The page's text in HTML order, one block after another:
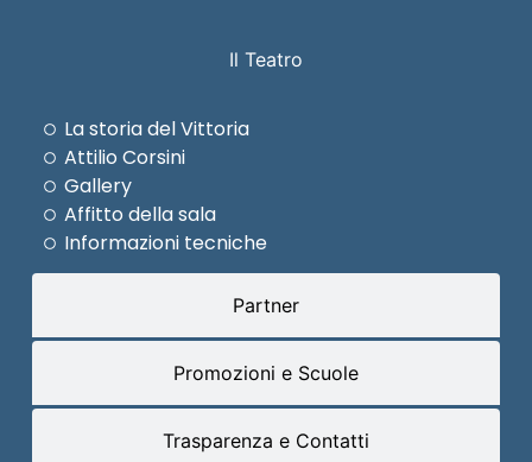
Il Teatro
Partner
Promozioni e Scuole
Trasparenza e Contatti
La storia del Vittoria
Attilio Corsini
Gallery
Affitto della sala
Informazioni tecniche